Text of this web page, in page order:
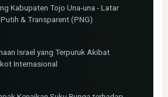
Kabupaten Tojo Una-una - Latar
& Transparent (PNG)
Israel yang Terpuruk Akibat
Internasional